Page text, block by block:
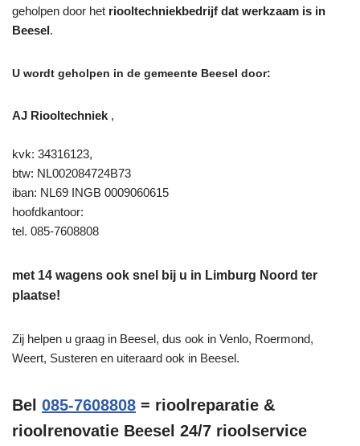
geholpen door het riooltechniekbedrijf dat werkzaam is in
Beesel.
U wordt geholpen in de gemeente Beesel door:
AJ Riooltechniek ,
kvk: 34316123,
btw: NL002084724B73
iban: NL69 INGB 0009060615
hoofdkantoor:
tel. 085-7608808
met 14 wagens ook snel bij u in Limburg Noord ter
plaatse!
Zij helpen u graag in Beesel, dus ook in Venlo, Roermond,
Weert, Susteren en uiteraard ook in Beesel.
Bel 085-7608808 = rioolreparatie &
rioolrenovatie Beesel 24/7 rioolservice